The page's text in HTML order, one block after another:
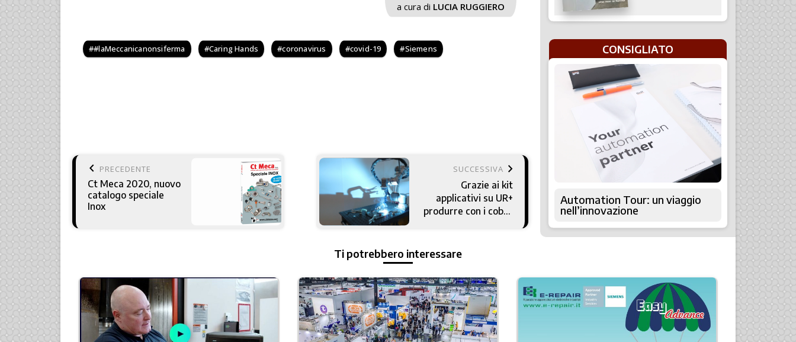
a cura di LUCIA RUGGIERO
#laMeccanicanonsiferma Caring Hands coronavirus covid-19 Siemens
keyboard_arrow_left PRECEDENTE
Ct Meca 2020, nuovo
catalogo speciale
Inox
SUCCESSIVA keyboard_arrow_right
Grazie ai kit
applicativi su UR+
produrre con i cobot
CONSIGLIATO
Automation Tour: un viaggio
nell’innovazione
Ti potrebbero interessare